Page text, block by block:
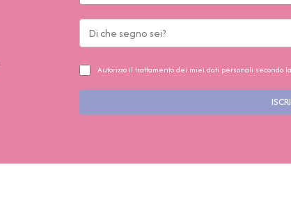
Autorizzo il trattamento dei miei dati personali secondo la